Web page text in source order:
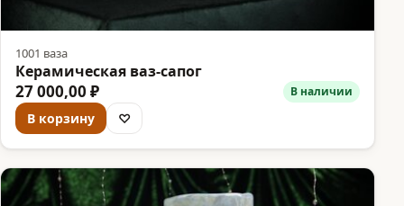
1001 ваза
Керамическая ваз-сапог
27 000,00 ₽ В наличии
В корзину ♡